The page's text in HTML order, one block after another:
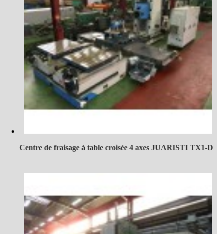
Centre de fraisage à table croisée 4 axes JUARISTI TX1-D